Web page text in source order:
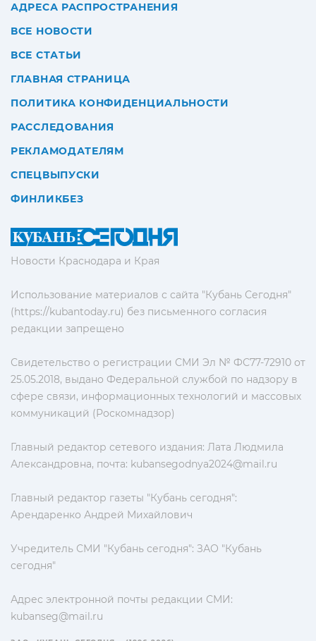
Новости Краснодара и Края
Использование материалов с сайта "Кубань Сегодня"
(https://kubantoday.ru) без письменного согласия
редакции запрещено
Свидетельство о регистрации СМИ Эл № ФС77-72910 от
25.05.2018, выдано Федеральной службой по надзору в
сфере связи, информационных технологий и массовых
коммуникаций (Роскомнадзор)
Главный редактор сетевого издания: Лата Людмила
Александровна, почта: kubansegodnya2024@mail.ru
Главный редактор газеты "Кубань сегодня":
Арендаренко Андрей Михайлович
Учредитель СМИ "Кубань сегодня": ЗАО "Кубань
сегодня"
Адрес электронной почты редакции СМИ:
kubanseg@mail.ru
АДРЕСА РАСПРОСТРАНЕНИЯ
ВСЕ НОВОСТИ
ВСЕ СТАТЬИ
ГЛАВНАЯ СТРАНИЦА
ПОЛИТИКА КОНФИДЕНЦИАЛЬНОСТИ
РАССЛЕДОВАНИЯ
РЕКЛАМОДАТЕЛЯМ
СПЕЦВЫПУСКИ
ФИНЛИКБЕЗ